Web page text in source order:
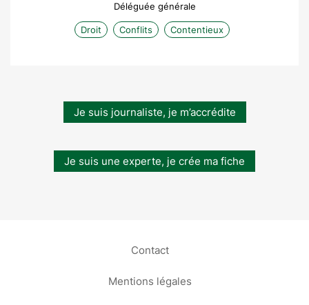
Déléguée générale
Droit Conflits Contentieux
Je suis journaliste, je m’accrédite
Je suis une experte, je crée ma fiche
Contact
Mentions légales